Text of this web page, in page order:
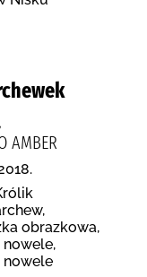
AMBER
obrazkowa,
nowele